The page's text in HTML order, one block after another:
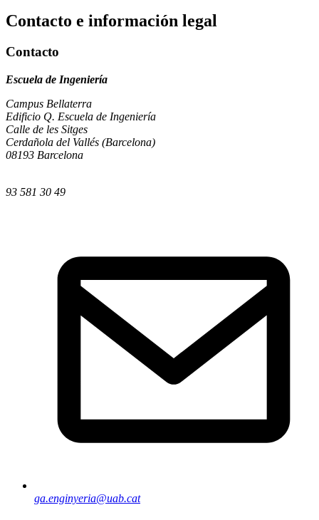
Contacto e información legal
Contacto
Escuela de Ingeniería
Campus Bellaterra
Edificio Q. Escuela de Ingeniería
Calle de les Sitges
Cerdañola del Vallés (Barcelona)
08193 Barcelona
93 581 30 49
ga.enginyeria@uab.cat